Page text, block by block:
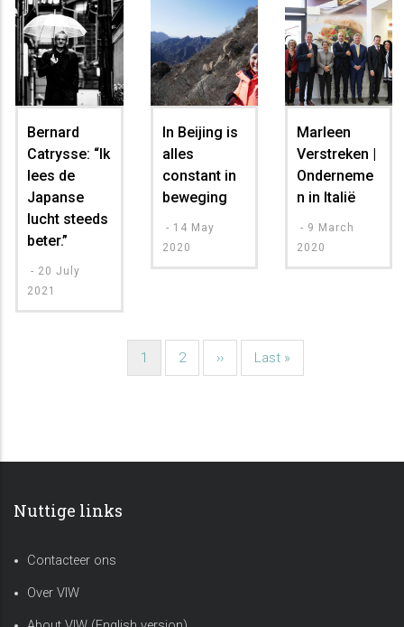
Bernard
Catrysse: “Ik
lees de
Japanse
lucht steeds
beter.”
- 20 July
2021
In Beijing is
alles
constant in
beweging
- 14 May
2020
Marleen
Verstreken |
Onderneme
n in Italië
- 9 March
2020
Huidige
1 Pagina
2
Volgende
››
Laatste
Last »
Nuttige links
Contacteer ons
Over VIW